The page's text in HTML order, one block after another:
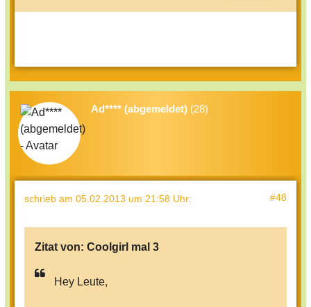
Ad**** (abgemeldet) (28)
schrieb am 05.02.2013 um 21:58 Uhr: #48
Zitat von: Coolgirl mal 3
Hey Leute,